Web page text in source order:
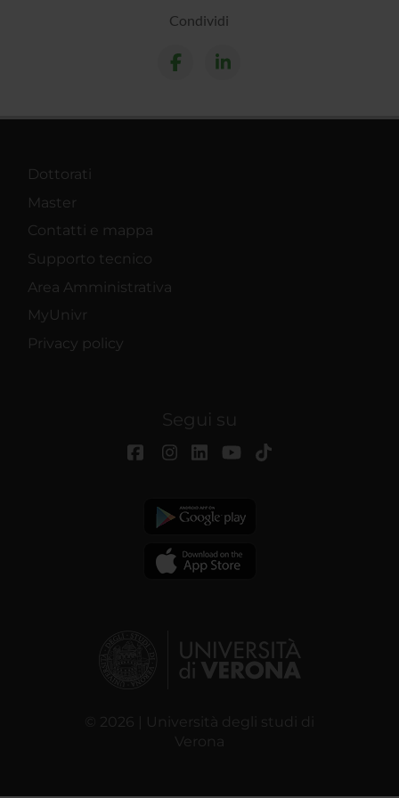
Condividi
Dottorati
Master
Contatti e mappa
Supporto tecnico
Area Amministrativa
MyUnivr
Privacy policy
Segui su
© 2026 | Università degli studi di
Verona